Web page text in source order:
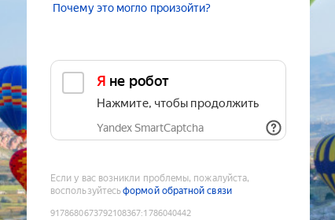
Почему это могло произойти?
Я не робот
Нажмите, чтобы продолжить
Yandex SmartCaptcha
Если у вас возникли проблемы, пожалуйста,
воспользуйтесьформой обратной связи
9178680673792108367:1786040442